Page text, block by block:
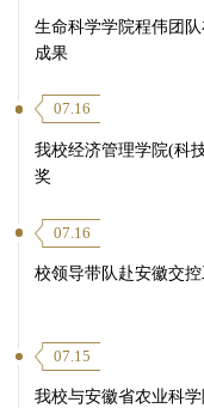
生命科学学院程伟团
成果
07.16
我校经济管理学院(科
奖
07.16
校领导带队赴安徽交
07.15
我校与安徽省农业科